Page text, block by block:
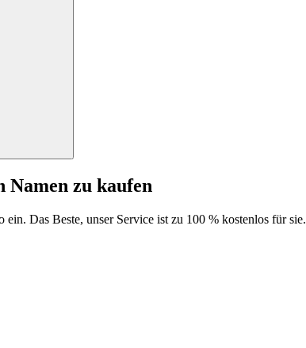
Namen zu kaufen
Das Beste, unser Service ist zu 100 % kostenlos für sie.